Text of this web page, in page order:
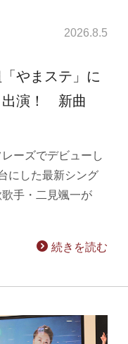
2026.8.5
やまステ」に
出演！ 新曲
ーズでデビューし
にした最新シング
手・二見颯一が
続きを読む